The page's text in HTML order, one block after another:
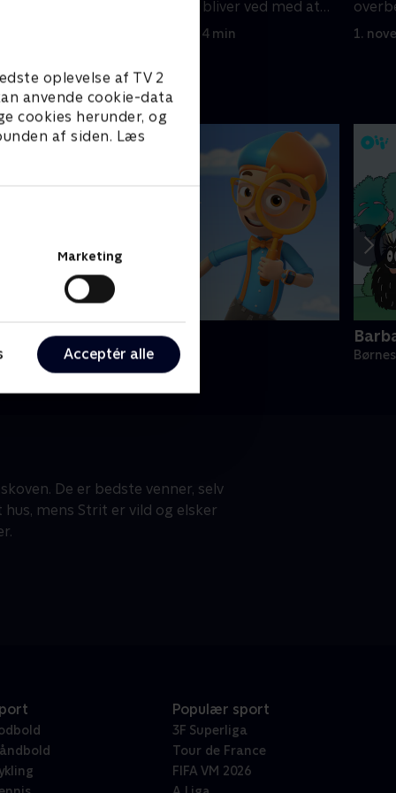
oplevelse af TV 2
anvende cookie-data
cookies herunder, og
af siden. Læs
Marketing
Acceptér alle
men babydragen bliver ved med at
1. november 2022 • 4 min
sjovt?
1.
Blippi Wonders
• 2 sæsoner
De er bedste venner, selv
mens Strit er vild og elsker
Populær sport
3F Superliga
Tour de France
FIFA VM 2026